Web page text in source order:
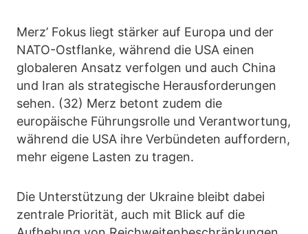
Merz’ Fokus liegt stärker auf Europa und der
NATO-Ostflanke, während die USA einen
globaleren Ansatz verfolgen und auch China
und Iran als strategische Herausforderungen
sehen. (32) Merz betont zudem die
europäische Führungsrolle und Verantwortung,
während die USA ihre Verbündeten auffordern,
mehr eigene Lasten zu tragen.
Die Unterstützung der Ukraine bleibt dabei
zentrale Priorität, auch mit Blick auf die